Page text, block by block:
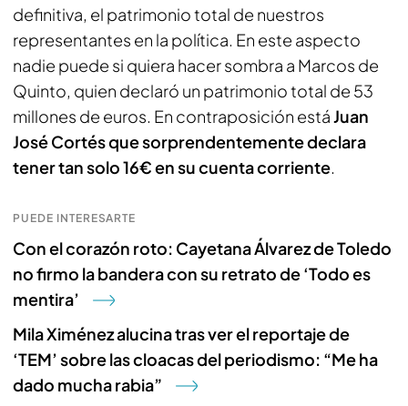
definitiva, el patrimonio total de nuestros
representantes en la política. En este aspecto
nadie puede si quiera hacer sombra a Marcos de
Quinto, quien declaró un patrimonio total de 53
millones de euros. En contraposición estáJuan
José Cortés que sorprendentemente declara
tener tan solo 16€ en su cuenta corriente.
PUEDE INTERESARTE
Con el corazón roto: Cayetana Álvarez de Toledo
no firmo la bandera con su retrato de ‘Todo es
mentira’
Mila Ximénez alucina tras ver el reportaje de
‘TEM’ sobre las cloacas del periodismo: “Me ha
dado mucha rabia”